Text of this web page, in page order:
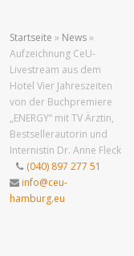
Startseite » News»
Aufzeichnung CeU-
Livestream aus dem
Hotel Vier Jahreszeiten
von der Buchpremiere
„ENERGY“ mit TV Ärztin,
Bestsellerautorin und
Internistin Dr. Anne Fleck
(040) 897 277 51
info@ceu-
hamburg.eu